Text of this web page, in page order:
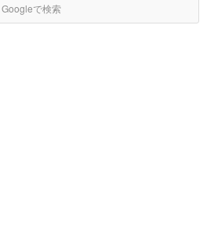
Googleで検索